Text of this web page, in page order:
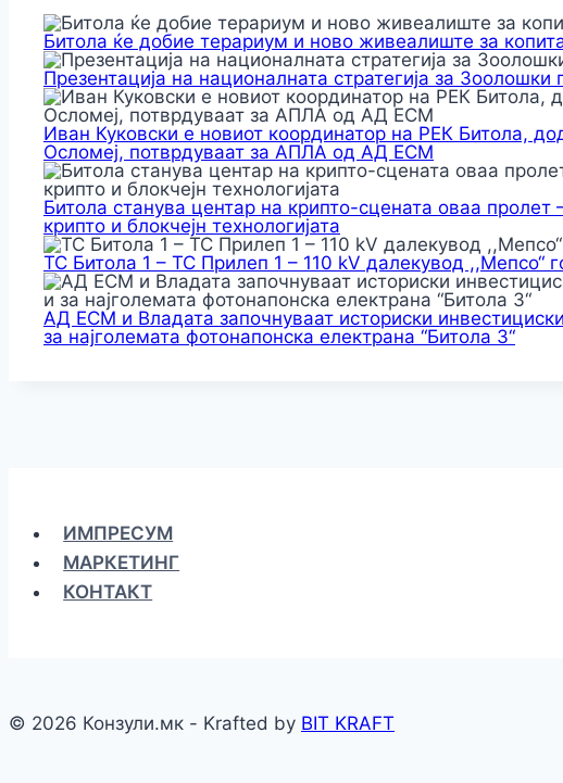
Битола ќе добие терариум и ново живеалиште за
Презентација на националната стратегија за
Иван Куковски е новиот координатор на РЕК Битола,
Осломеј, потврдуваат за АПЛА од АД ЕСМ
Битола станува центар на крипто-сцената оваа
крипто и блокчејн технологијата
ТС Битола 1 – ТС Прилеп 1 – 110 kV далекувод ,,Мепсо“
АД ЕСМ и Владата започнуваат историски
за најголемата фотонапонска електрана “Битола 3“
ИМПРЕСУМ
МАРКЕТИНГ
КОНТАКТ
© 2026 Конзули.мк - Krafted by BIT KRAFT